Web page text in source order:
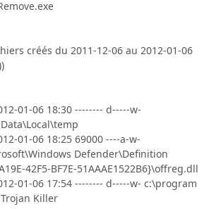
créés du 2011-12-06 au 2012-01-06
01-06 18:30 -------- d-----w-
01-06 18:25 69000 ----a-w-
Defender\Definition
42F5-BF7E-51AAAE1522B6}\offreg.dll
01-06 17:54 -------- d-----w- c:\program
Killer